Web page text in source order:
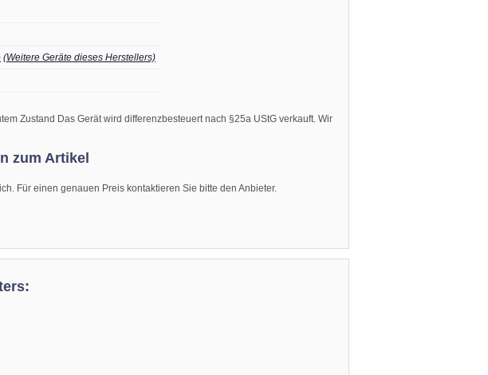
(Weitere Geräte dieses Herstellers)
Zustand Das Gerät wird differenzbesteuert nach §25a UStG verkauft. Wir
zum Artikel
Für einen genauen Preis kontaktieren Sie bitte den Anbieter.